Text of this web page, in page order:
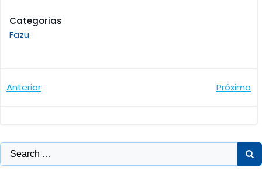
Categorias
Fazu
Navegação
Post
Anterior
Post
Próximo
Search
for: